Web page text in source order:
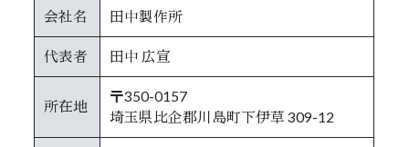
会社名 田中製作所
代表者 田中 広宣
所在地
〒350-0157
埼玉県比企郡川島町下伊草 309-12